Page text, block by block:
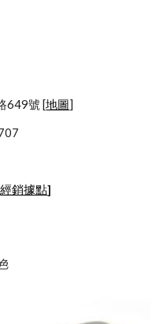
路649號 [
地圖]
經銷據點]